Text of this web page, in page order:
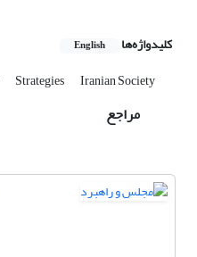
کلیدواژه‌ها English
Strategies Iranian Society
مراجع